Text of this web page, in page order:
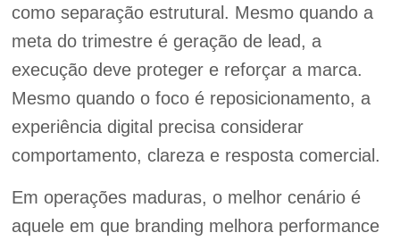
como separação estrutural. Mesmo quando a
meta do trimestre é geração de lead, a
execução deve proteger e reforçar a marca.
Mesmo quando o foco é reposicionamento, a
experiência digital precisa considerar
comportamento, clareza e resposta comercial.
Em operações maduras, o melhor cenário é
aquele em que branding melhora performance